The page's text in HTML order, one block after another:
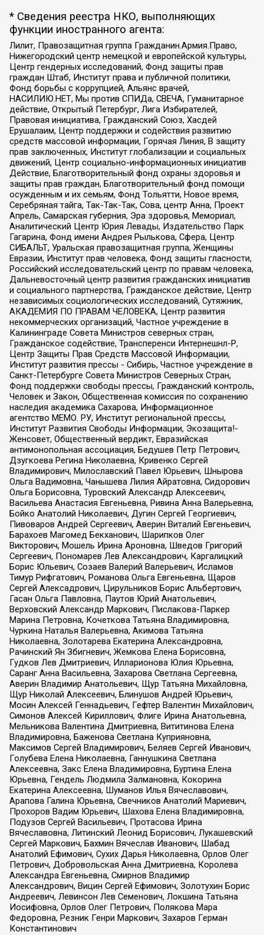
* Сведения реестра НКО, выполняющих
функции иностранного агента:
Лилит, Правозащитная группа Гражданин.Армия.Право,
Нижегородский центр немецкой и европейской культуры,
Центр гендерных исследований, Фонд защиты прав
граждан Штаб, Институт права и публичной политики,
Фонд борьбы с коррупцией, Альянс врачей,
НАСИЛИЮ.НЕТ, Мы против СПИДа, СВЕЧА, Гуманитарное
действие, Открытый Петербург, Лига Избирателей,
Правовая инициатива, Гражданский Союз, Хасдей
Ерушалаим, Центр поддержки и содействия развитию
средств массовой информации, Горячая Линия, В защиту
прав заключенных, Институт глобализации и социальных
движений, Центр социально-информационных инициатив
Действие, Благотворительный фонд охраны здоровья и
защиты прав граждан, Благотворительный фонд помощи
осужденным и их семьям, Фонд Тольятти, Новое время,
Серебряная тайга, Так-Так-Так, Сова, центр Анна, Проект
Апрель, Самарская губерния, Эра здоровья, Мемориал,
Аналитический Центр Юрия Левады, Издательство Парк
Гагарина, Фонд имени Андрея Рылькова, Сфера, Центр
СИБАЛЬТ, Уральская правозащитная группа, Женщины
Евразии, Институт прав человека, Фонд защиты гласности,
Российский исследовательский центр по правам человека,
Дальневосточный центр развития гражданских инициатив
и социального партнерства, Гражданское действие, Центр
независимых социологических исследований, Сутяжник,
АКАДЕМИЯ ПО ПРАВАМ ЧЕЛОВЕКА, Центр развития
некоммерческих организаций, Частное учреждение в
Калининграде Совета Министров северных стран,
Гражданское содействие, Трансперенси Интернешнл-Р,
Центр Защиты Прав Средств Массовой Информации,
Институт развития прессы - Сибирь, Частное учреждение в
Санкт-Петербурге Совета Министров Северных Стран,
Фонд поддержки свободы прессы, Гражданский контроль,
Человек и Закон, Общественная комиссия по сохранению
наследия академика Сахарова, Информационное
агентство МЕМО. РУ, Институт региональной прессы,
Институт Развития Свободы Информации, Экозащита!-
Женсовет, Общественный вердикт, Евразийская
антимонопольная ассоциация, Бедушев Петр Петрович,
Дзугкоева Регина Николаевна, Кривенко Сергей
Владимирович, Милославский Павел Юрьевич, Шнырова
Ольга Вадимовна, Чанышева Лилия Айратовна, Сидорович
Ольга Борисовна, Туровский Александр Алексеевич,
Васильева Анастасия Евгеньевна, Ривина Анна Валерьевна,
Бойко Анатолий Николаевич, Дугин Сергей Георгиевич,
Пивоваров Андрей Сергеевич, Аверин Виталий Евгеньевич,
Барахоев Магомед Бекханович, Шарипков Олег
Викторович, Мошель Ирина Ароновна, Шведов Григорий
Сергеевич, Пономарев Лев Александрович, Каргалицкий
Борис Юльевич, Созаев Валерий Валерьевич, Исламов
Тимур Рифгатович, Романова Ольга Евгеньевна, Щаров
Сергей Алексадрович, Цирульников Борис Альбертович,
Гасан Ольга Павловна, Паутов Юрий Анатольевич,
Верховский Александр Маркович, Пислакова-Паркер
Марина Петровна, Кочеткова Татьяна Владимировна,
Чуркина Наталья Валерьевна, Акимова Татьяна
Николаевна, Золотарева Екатерина Александровна,
Рачинский Ян Збигневич, Жемкова Елена Борисовна,
Гудков Лев Дмитриевич, Илларионова Юлия Юрьевна,
Саранг Анна Васильевна, Захарова Светлана Сергеевна,
Аверин Владимир Анатольевич, Щур Татьяна Михайловна,
Щур Николай Алексеевич, Блинушов Андрей Юрьевич,
Мосин Алексей Геннадьевич, Гефтер Валентин Михайлович,
Симонов Алексей Кириллович, Флиге Ирина Анатольевна,
Мельникова Валентина Дмитриевна, Вититинова Елена
Владимировна, Баженова Светлана Куприяновна,
Максимов Сергей Владимирович, Беляев Сергей Иванович,
Голубева Елена Николаевна, Ганнушкина Светлана
Алексеевна, Закс Елена Владимировна, Буртина Елена
Юрьевна, Гендель Людмила Залмановна, Кокорина
Екатерина Алексеевна, Шуманов Илья Вячеславович,
Арапова Галина Юрьевна, Свечников Анатолий Мариевич,
Прохоров Вадим Юрьевич, Шахова Елена Владимировна,
Подузов Сергей Васильевич, Протасова Ирина
Вячеславовна, Литинский Леонид Борисович, Лукашевский
Сергей Маркович, Бахмин Вячеслав Иванович, Шабад
Анатолий Ефимович, Сухих Дарья Николаевна, Орлов Олег
Петрович, Добровольская Анна Дмитриевна, Королева
Александра Евгеньевна, Смирнов Владимир
Александрович, Вицин Сергей Ефимович, Золотухин Борис
Андреевич, Левинсон Лев Семенович, Локшина Татьяна
Иосифовна, Орлов Олег Петрович, Полякова Мара
Федоровна, Резник Генри Маркович, Захаров Герман
Константинович